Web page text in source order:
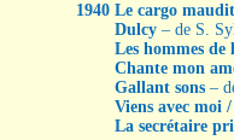
1940 Le cargo maudit
Dulcy – de S.
Les hommes de
Chante mon
Gallant sons –
Viens avec moi
La secrétaire